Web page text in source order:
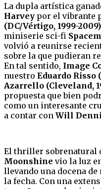
La dupla artística
Harvey por el vibrante
(DC/Vértigo, 1999-2009)
miniserie sci-fi
volvió a reunirse
sobre la que pudieran
En tal sentido, Image
nuestro Eduardo Risso
Azarrello (Cleveland,
propuesta que bien
como un interesante
a contar con Will
El thriller sobrenatural
Moonshine vio la luz
llevando una docena
la fecha. Con una